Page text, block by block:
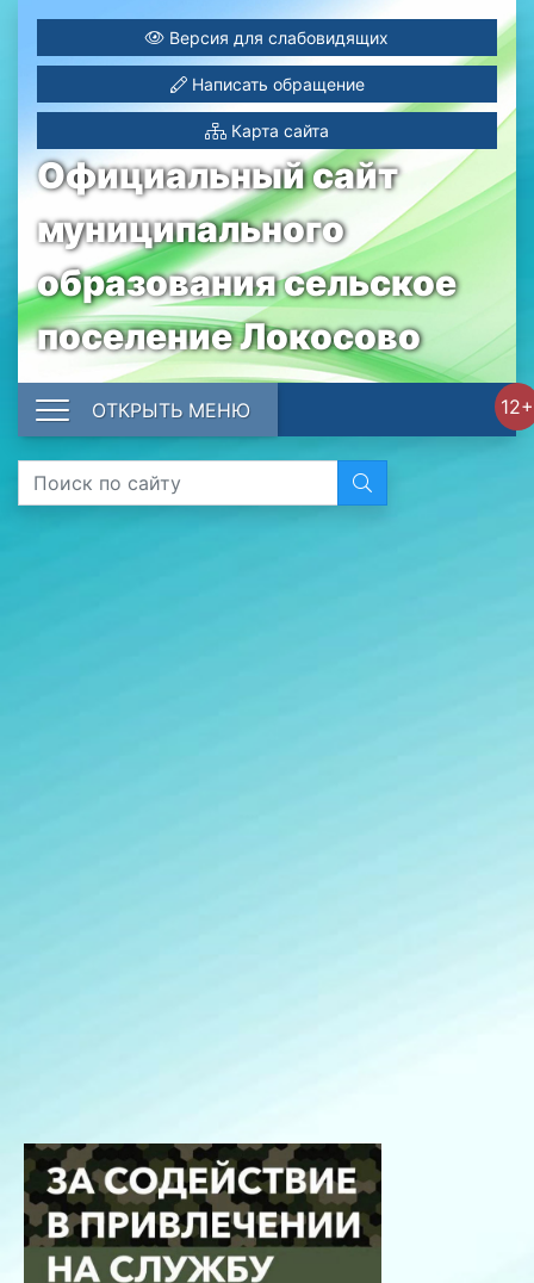
Официальный сайт
муниципального
образования сельское
поселение Локосово
Версия для слабовидящих
Написать обращение
Карта сайта
12+
ОТКРЫТЬ МЕНЮ